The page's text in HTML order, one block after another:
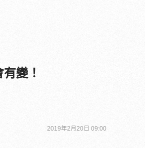
變！
2019年2月20日 09:00